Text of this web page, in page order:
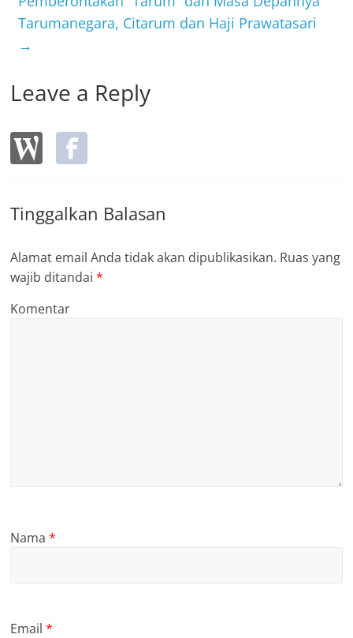
Tarumanegara, Citarum dan Haji Prawatasari
→
Leave a Reply
Tinggalkan Balasan
Alamat email Anda tidak akan dipublikasikan. Ruas yang
wajib ditandai*
Komentar
Nama*
Email*